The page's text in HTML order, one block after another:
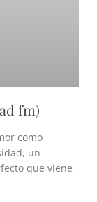
fm)
como
un
que viene